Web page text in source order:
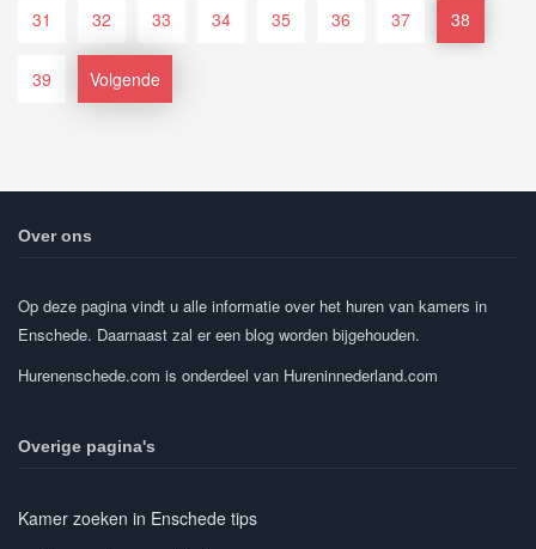
31 32 33 34 35 36 37 38
39 Volgende
Over ons
Op deze pagina vindt u alle informatie over het huren van kamers in
Enschede. Daarnaast zal er een blog worden bijgehouden.
Hurenenschede.com is onderdeel van Hureninnederland.com
Overige pagina's
Kamer zoeken in Enschede tips